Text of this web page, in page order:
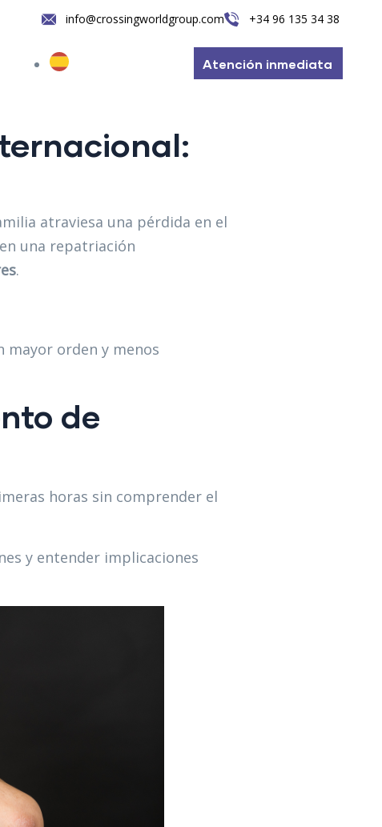
info@crossingworldgroup.com +34 96 135 34 38
Atención inmediata
atraviesa una pérdida en el
una repatriación
.
mayor orden y menos
de
horas sin comprender el
y entender implicaciones